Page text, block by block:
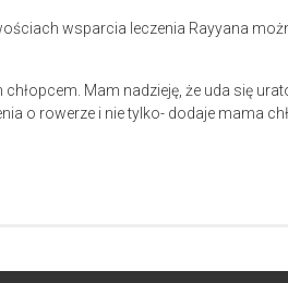
wsparcia leczenia Rayyana
Mam nadzieję, że uda się
o rowerze i nie tylko- dodaje mama